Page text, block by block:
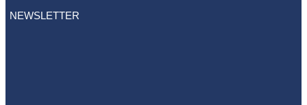
NEWSLETTER